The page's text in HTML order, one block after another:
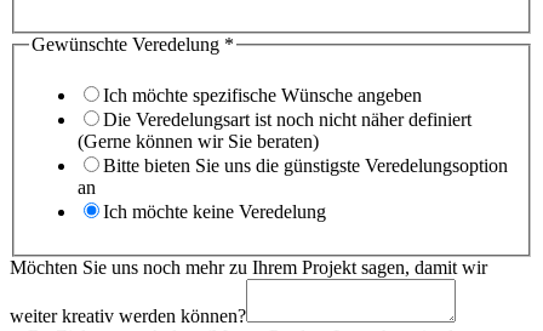
Gewünschte Veredelung *
Ich möchte spezifische Wünsche angeben
Die Veredelungsart ist noch nicht näher definiert
(Gerne können wir Sie beraten)
Bitte bieten Sie uns die günstigste Veredelungsoption
an
Ich möchte keine Veredelung
Möchten Sie uns noch mehr zu Ihrem Projekt sagen, damit wir
weiter kreativ werden können?